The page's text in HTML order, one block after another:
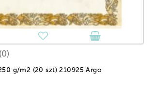
g/m2 (20 szt) 210925 Argo
(0)